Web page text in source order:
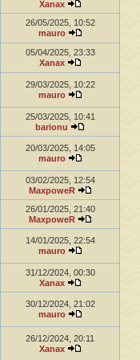
Xanax
26/05/2025, 10:52
mauro
05/04/2025, 23:33
Xanax
29/03/2025, 10:22
mauro
25/03/2025, 10:41
barionu
20/03/2025, 14:05
mauro
03/02/2025, 12:54
MaxpoweR
26/01/2025, 21:40
MaxpoweR
14/01/2025, 22:54
mauro
31/12/2024, 00:30
Xanax
30/12/2024, 21:02
mauro
26/12/2024, 20:11
Xanax